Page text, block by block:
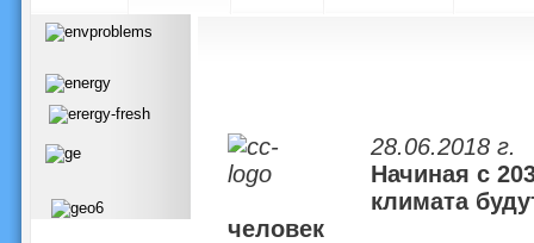
28.06.2018 г.
Начиная с
климата
человек